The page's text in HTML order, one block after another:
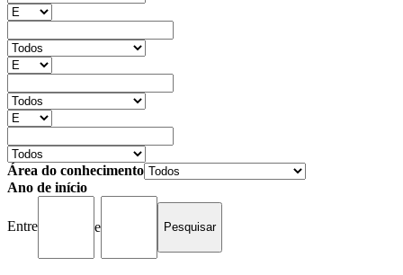
Área do conhecimento
Ano de início
Entre e